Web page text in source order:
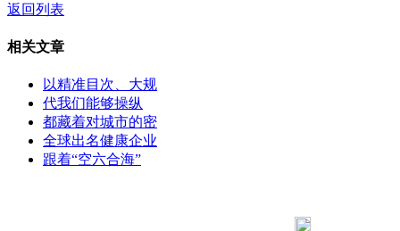
返回列表
相关文章
以精准目次、大规
代我们能够操纵
都藏着对城市的密
全球出名健康企业
跟着“空六合海”